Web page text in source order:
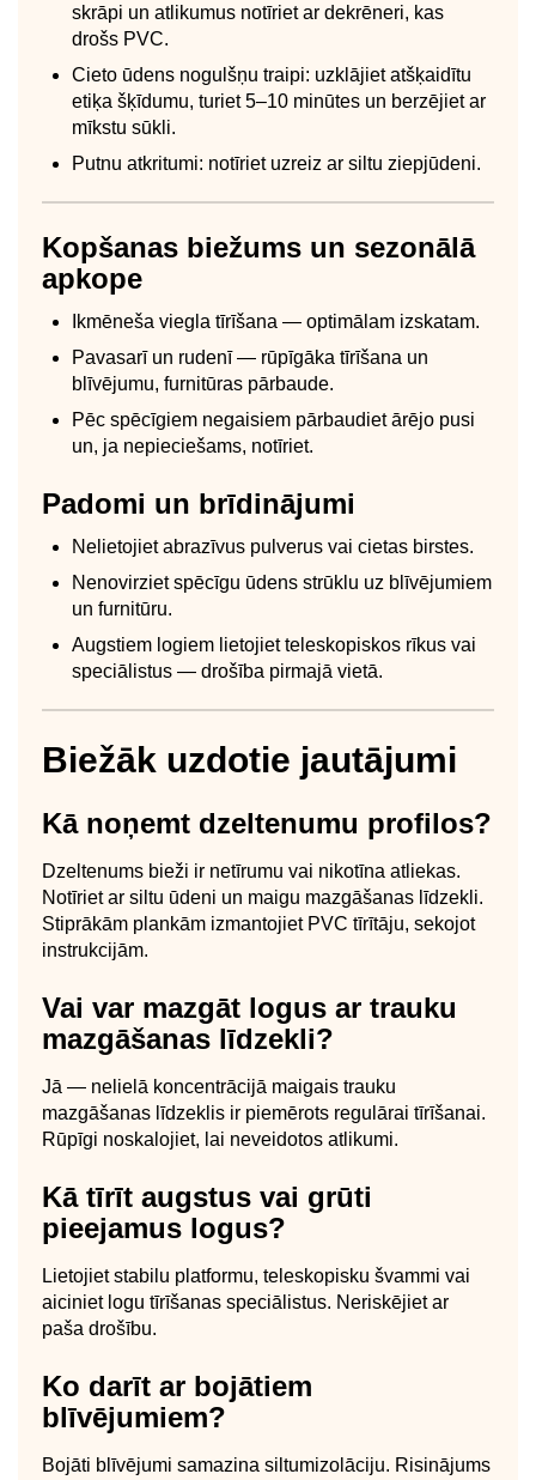
skrāpi un atlikumus notīriet ar dekrēneri, kas
drošs PVC.
Cieto ūdens nogulšņu traipi: uzklājiet atšķaidītu
etiķa šķīdumu, turiet 5–10 minūtes un berzējiet ar
mīkstu sūkli.
Putnu atkritumi: notīriet uzreiz ar siltu ziepjūdeni.
Kopšanas biežums un sezonālā
apkope
Ikmēneša viegla tīrīšana — optimālam izskatam.
Pavasarī un rudenī — rūpīgāka tīrīšana un
blīvējumu, furnitūras pārbaude.
Pēc spēcīgiem negaisiem pārbaudiet ārējo pusi
un, ja nepieciešams, notīriet.
Padomi un brīdinājumi
Nelietojiet abrazīvus pulverus vai cietas birstes.
Nenovirziet spēcīgu ūdens strūklu uz blīvējumiem
un furnitūru.
Augstiem logiem lietojiet teleskopiskos rīkus vai
speciālistus — drošība pirmajā vietā.
Biežāk uzdotie jautājumi
Kā noņemt dzeltenumu profilos?
Dzeltenums bieži ir netīrumu vai nikotīna atliekas.
Notīriet ar siltu ūdeni un maigu mazgāšanas līdzekli.
Stiprākām plankām izmantojiet PVC tīrītāju, sekojot
instrukcijām.
Vai var mazgāt logus ar trauku
mazgāšanas līdzekli?
Jā — nelielā koncentrācijā maigais trauku
mazgāšanas līdzeklis ir piemērots regulārai tīrīšanai.
Rūpīgi noskalojiet, lai neveidotos atlikumi.
Kā tīrīt augstus vai grūti
pieejamus logus?
Lietojiet stabilu platformu, teleskopisku švammi vai
aiciniet logu tīrīšanas speciālistus. Neriskējiet ar
paša drošību.
Ko darīt ar bojātiem
blīvējumiem?
Bojāti blīvējumi samazina siltumizolāciju. Risinājums